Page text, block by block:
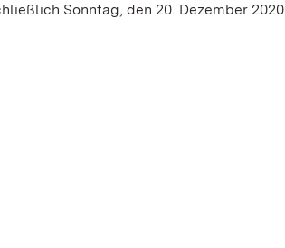
Sonntag, den 20. Dezember 2020